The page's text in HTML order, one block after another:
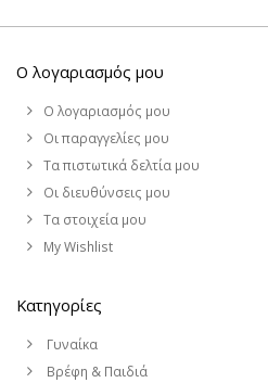
Ο λογαριασμός μου
Ο λογαριασμός μου
Οι παραγγελίες μου
Τα πιστωτικά δελτία μου
Οι διευθύνσεις μου
Τα στοιχεία μου
My Wishlist
Κατηγορίες
Γυναίκα
Βρέφη & Παιδιά